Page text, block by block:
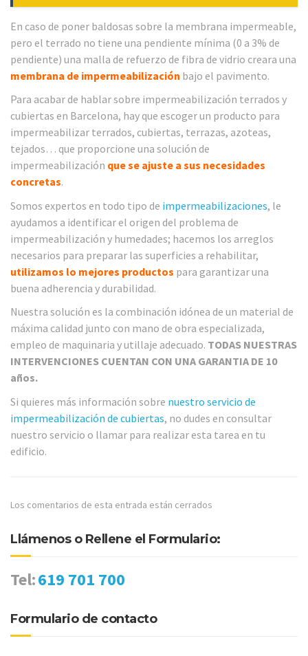
En caso de poner baldosas sobre la membrana impermeable,
pero el terrado no tiene una pendiente mínima (0 a 3% de
pendiente) una malla de refuerzo de fibra de vidrio creara una
membrana de impermeabilización bajo el pavimento.
Para acabar de hablar sobre impermeabilización terrados y
cubiertas en Barcelona, hay que escoger un producto para
impermeabilizar terrados, cubiertas, terrazas, azoteas,
tejados… que proporcione una solución de
impermeabilización que se ajuste a sus necesidades
concretas.
Somos expertos en todo tipo de impermeabilizaciones, le
ayudamos a identificar el origen del problema de
impermeabilización y humedades; hacemos los arreglos
necesarios para preparar las superficies a rehabilitar,
utilizamos lo mejores productos para garantizar una
buena adherencia y durabilidad.
Nuestra solución es la combinación idónea de un material de
máxima calidad junto con mano de obra especializada,
empleo de maquinaria y utillaje adecuado. TODAS NUESTRAS
INTERVENCIONES CUENTAN CON UNA GARANTIA DE 10
años.
Si quieres más información sobre nuestro servicio de
impermeabilización de cubiertas, no dudes en consultar
nuestro servicio o llamar para realizar esta tarea en tu
edificio.
Los comentarios de esta entrada están cerrados
Llámenos o Rellene el Formulario:
Tel:619 701 700
Formulario de contacto